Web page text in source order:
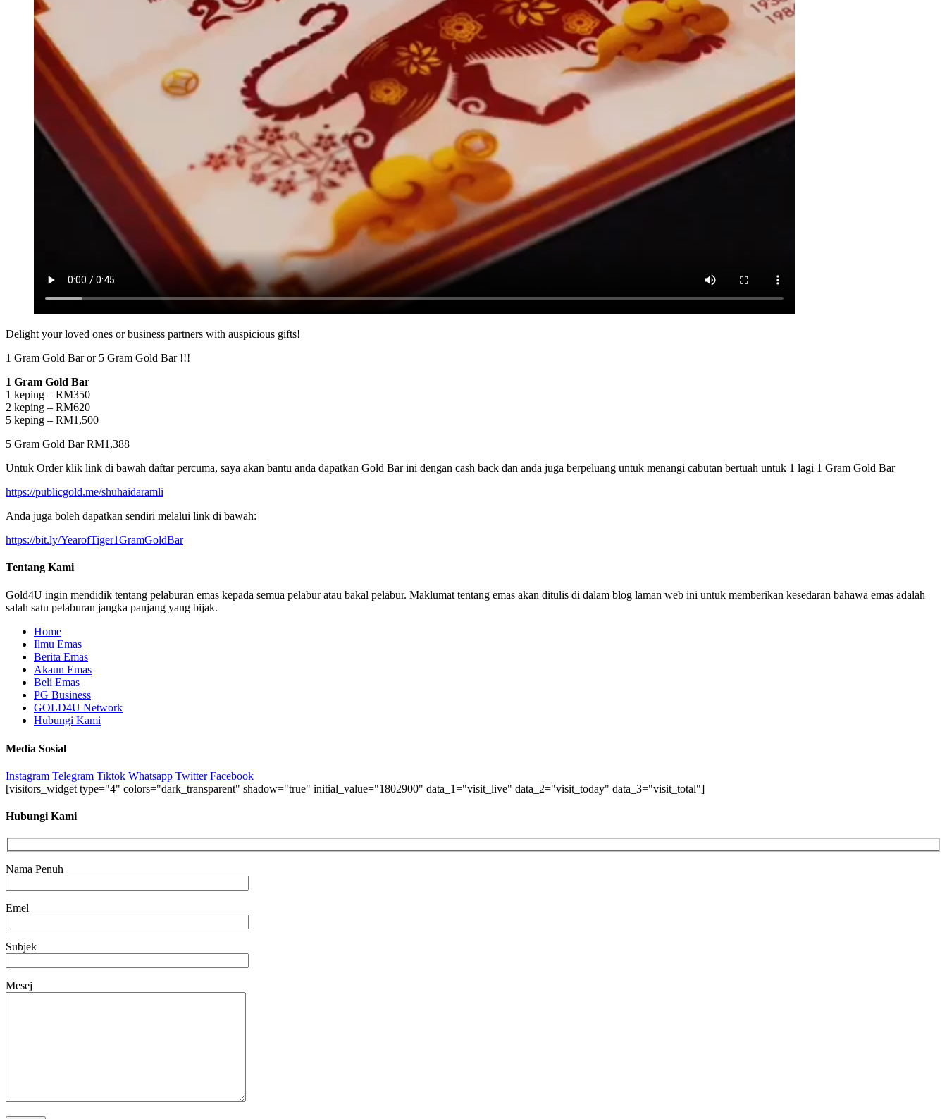
Delight your loved ones or business partners with auspicious gifts!
1 Gram Gold Bar or 5 Gram Gold Bar !!!
1 Gram Gold Bar
1 keping – RM350
2 keping – RM620
5 keping – RM1,500
5 Gram Gold Bar RM1,388
Untuk Order klik link di bawah daftar percuma, saya akan bantu anda dapatkan Gold Bar ini dengan cash back dan anda juga berpeluang untuk menangi cabutan bertuah untuk 1 lagi 1 Gram Gold Bar
https://publicgold.me/shuhaidaramli
Anda juga boleh dapatkan sendiri melalui link di bawah:
https://bit.ly/YearofTiger1GramGoldBar
Tentang Kami
Gold4U ingin mendidik tentang pelaburan emas kepada semua pelabur atau bakal pelabur. Maklumat tentang emas akan ditulis di dalam blog laman web ini untuk memberikan kesedaran bahawa emas adalah
salah satu pelaburan jangka panjang yang bijak.
Home
Ilmu Emas
Berita Emas
Akaun Emas
Beli Emas
PG Business
GOLD4U Network
Hubungi Kami
Media Sosial
Instagram Telegram Tiktok Whatsapp Twitter Facebook
[visitors_widget type="4" colors="dark_transparent" shadow="true" initial_value="1802900" data_1="visit_live" data_2="visit_today" data_3="visit_total"]
Hubungi Kami
Nama Penuh
Emel
Subjek
Mesej